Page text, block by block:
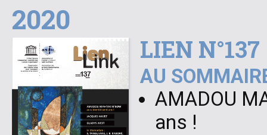
2020
LIEN N°137
AU
AMADOU
ans !